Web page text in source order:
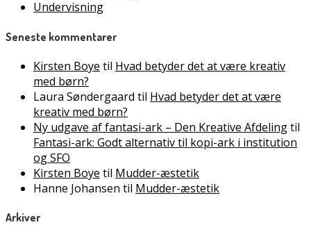
Undervisning
Seneste kommentarer
Kirsten Boye til Hvad betyder det at være kreativ
med børn?
Laura Søndergaard til Hvad betyder det at være
kreativ med børn?
Ny udgave af fantasi-ark – Den Kreative Afdelingtil
Fantasi-ark: Godt alternativ til kopi-ark i institution
og SFO
Kirsten Boye til Mudder-æstetik
Hanne Johansen til Mudder-æstetik
Arkiver